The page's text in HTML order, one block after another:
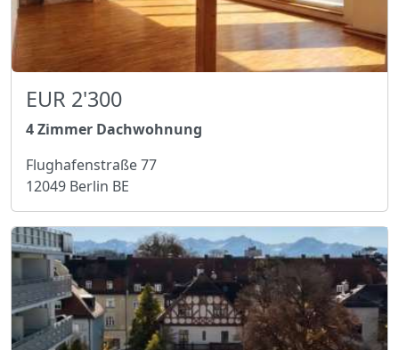
EUR 2'300
4 Zimmer Dachwohnung
Flughafenstraße 77
12049 Berlin BE